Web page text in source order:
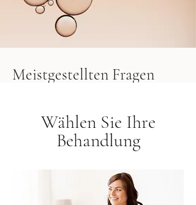
Meistgestellten Fragen
der Schwangerschaft oder
Stillzeit machen?
Schwangerschaft und Stillzeit nicht
empfohlen, da aktive Wirkstoffe wie
Wählen Sie Ihre
Behandlung